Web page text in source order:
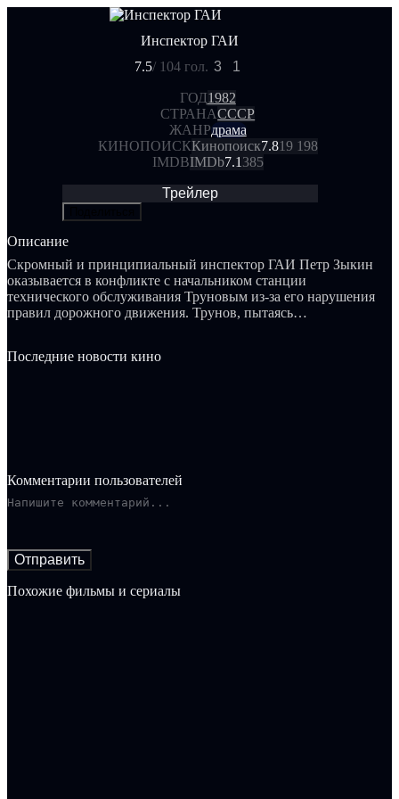
Инспектор ГАИ
7.5/ 104 гол. 3 1
ГОД1982
СТРАНАСССР
ЖАНРдрама
КИНОПОИСККинопоиск7.819 198
IMDBIMDb7.1385
Трейлер
Описание
Скромный и принципиальный инспектор ГАИ Петр Зыкин
оказывается в конфликте с начальником станции
технического обслуживания Труновым из-за его нарушения
правил дорожного движения. Трунов, пытаясь
никакие связи или статус нарушителя не могут заставить
Последние новости кино
Комментарии пользователей
Отправить
Похожие фильмы и сериалы